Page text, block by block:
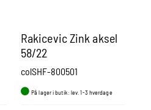
Rakicevic Zink aksel
58/22
colSHF-800501
På lager i butik: lev. 1-3 hverdage